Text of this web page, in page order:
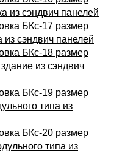
из сэндвич панелей
БКс-17 размер
сэндвич панелей
БКс-18 размер
из сэндвич
БКс-19 размер
типа из
БКс-20 размер
типа из